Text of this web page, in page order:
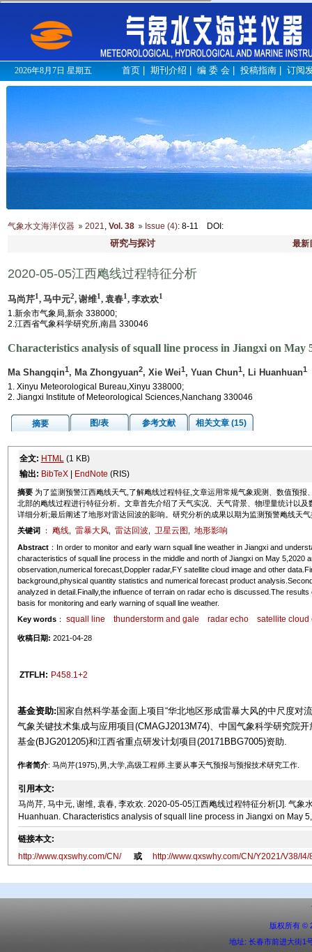
2026年8月7日 星期五 首页 期刊介绍 编 委 会 投稿指南 订阅
气象水文海洋仪器 2021, Vol. 38 Issue (4): 8-11 DOI :
研究与探讨 最新
2020-05-05江西飑线过程特征分析
马尚芹1, 马中元2, 谢维1, 袁春1, 李欢欢1
1.新余市气象局,新余 338000;
2.江西省气象科学研究所,南昌 330046
Characteristics analysis of squall line process in Jiangxi on May
Ma Shangqin1, Ma Zhongyuan2, Xie Wei1, Yuan Chun1, Li Huanhuan1
1. Xinyu Meteorological Bureau,Xinyu 338000;
2. Jiangxi Institute of Meteorological Sciences,Nanchang 330046
摘要 图/表 参考文献 相关文章 (15)
全文: HTML(1 KB)
输出: BibTeX| EndNote (RIS)
摘要为了监测预警江西飑线天气,了解飑线过程特征,文章运用常规气象观测、数值预
北部的飑线过程进行特征分析。文章首先介绍了天气实况、天气背景、物理量统计以
详细分析;最后阐述了地形对雷达回波的影响。研究分析的成果以期为监测预警飑线天
关键词
： 飑线, 雷暴大风, 雷达回波 卫星云图 地形影响
Abstract：In order to monitor and early warn squall line weather in Jiangxi and
characteristics of squall line process in the middle and north of Jiangxi on May 5,2020
observation,numerical forecast,Doppler radar,FY satellite cloud image and other
background,physical quantity statistics and numerical forecast product
analyzed in detail.Finally,the influence of terrain on radar echo is discussed.The
basis for monitoring and early warning of squall line weather.
Key words： squall line thunderstorm and gale radar echo satellite cloud
收稿日期: 2021-04-28
ZTFLH: P458.1+2
基金资助: 国家自然科学基金面上项目“华北地区形成雷暴大风的中尺度对
气象关键技术集成与应用项目(CMAGJ2013M74)、中国气象科学研究院
基金(BJG201205)和江西省重点研发计划项目(20171BBG7005)资助.
作者简介: 马尚芹(1975),男,大学,高级工程师.主要从事天气预报与预报技术研究工作.
引用本文:
马尚芹, 马中元, 谢维, 袁春, 李欢欢. 2020-05-05江西飑线过程特征分析[J]. 气
Huanhuan. Characteristics analysis of squall line process in Jiangxi on May
链接本文:
http://www.qxswhy.com/CN/
或 http://www.qxswhy.com/CN/Y2021/V38/I4/
版权所有 ©
地址: 长春市前进大街1